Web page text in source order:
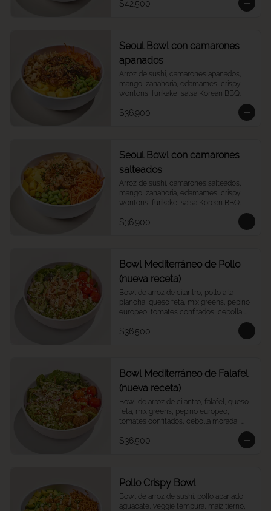
$42.500
Seoul Bowl con camarones
apanados
Arroz de sushi, camarones apanados,
mango, zanahoria, edamames, crispy
wontons, furikake, salsa Korean BBQ.
$36.900
Seoul Bowl con camarones
salteados
Arroz de sushi, camarones salteados,
mango, zanahoria, edamames, crispy
wontons, furikake, salsa Korean BBQ.
$36.900
Bowl Mediterráneo de Pollo
(nueva receta)
Bowl de arroz de cilantro, pollo a la
plancha, queso feta, mix greens, pepino
europeo, tomates confitados, cebolla
morada, quinoa crocantes, y vinagreta
green goddess.
$36.500
Bowl Mediterráneo de Falafel
(nueva receta)
Bowl de arroz de cilantro, falafel, queso
feta, mix greens, pepino europeo,
tomates confitados, cebolla morada,
goddess.
$36.500
Pollo Crispy Bowl
Bowl de arroz de sushi, pollo apanado,
aguacate, veggie tempura, maíz tierno,